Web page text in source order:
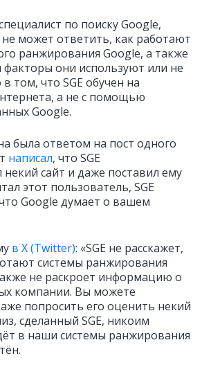
по поиску Google,
не может ответить, как работают
ранжирования Google, а также
факторы они используют или не
том, что SGE обучен на
а не с помощью
Google.
была ответом на пост одного
написал, что SGE
сайт и даже поставил ему
этот пользователь, SGE
Google думает о вашем
в X (Twitter): «SGE не расскажет,
системы ранжирования
не раскроет информацию о
компании. Вы можете
попросить его оценить некий
сделанный SGE, никоим
в наши системы ранжирования